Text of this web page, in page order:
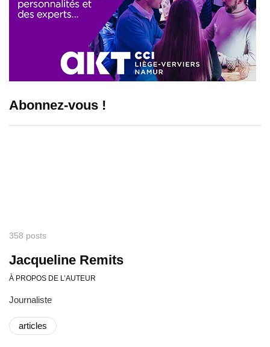
Abonnez-vous !
358 posts
Jacqueline Remits
À PROPOS DE L’AUTEUR
Journaliste
articles